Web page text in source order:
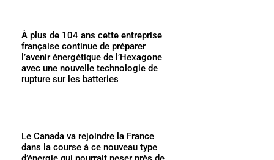
À plus de 104 ans cette entreprise
française continue de préparer
l’avenir énergétique de l’Hexagone
avec une nouvelle technologie de
rupture sur les batteries
Le Canada va rejoindre la France
dans la course à ce nouveau type